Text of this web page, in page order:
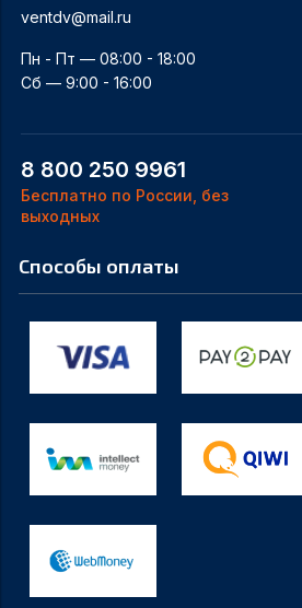
ventdv@mail.ru
Пн - Пт — 08:00 - 18:00
Сб — 9:00 - 16:00
8 800 250 9961
Бесплатно по России, без
выходных
Способы оплаты